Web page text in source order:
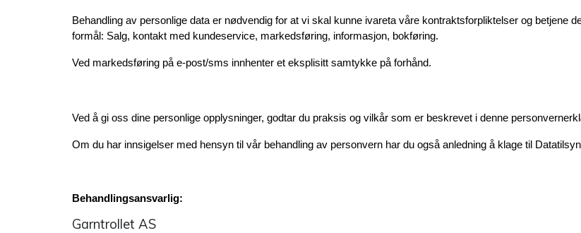
Behandling av personlige data er nødvendig for at vi skal kunne ivareta våre kontraktsforpliktelser og betjene
formål: Salg, kontakt med kundeservice, markedsføring, informasjon, bokføring.
Ved markedsføring på e-post/sms innhenter et eksplisitt samtykke på forhånd.
Ved å gi oss dine personlige opplysninger, godtar du praksis og vilkår som er beskrevet i denne
Om du har innsigelser med hensyn til vår behandling av personvern har du også anledning å klage til
Behandlingsansvarlig:
Garntrollet AS